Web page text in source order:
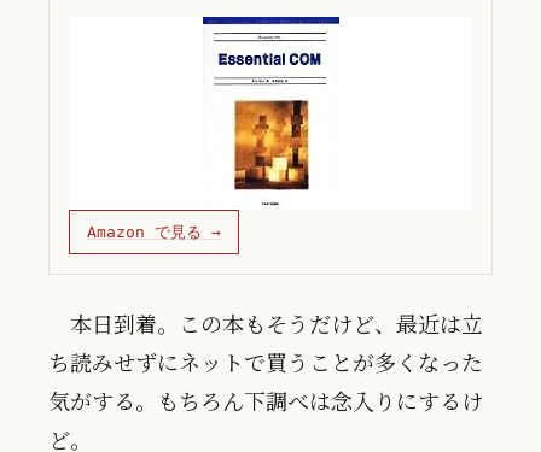
Amazon で見る →
本日到着。この本もそうだけど、最近は立
ち読みせずにネットで買うことが多くなった
気がする。もちろん下調べは念入りにするけ
ど。